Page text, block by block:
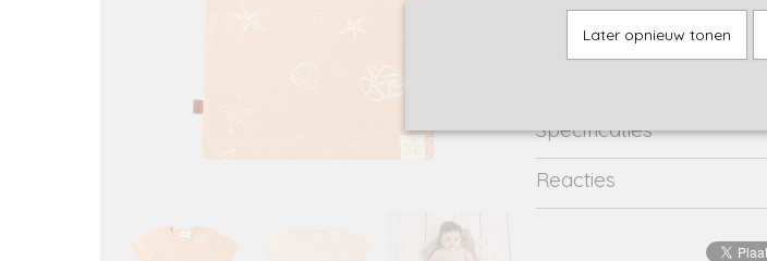
IN WINKELWAGEN
Specificaties
EAN code
Productcode leverancier
Reacties
Later opnieuw tonen